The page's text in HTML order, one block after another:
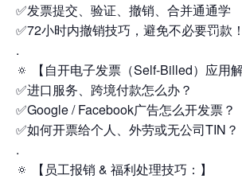
✅发票提交、验证、撤销、合并通通学
✅72小时内撤销技巧，避免不必要罚款！
.
🔅 【自开电子发票（Self-Billed）应用解
✅进口服务、跨境付款怎么办？
✅Google / Facebook广告怎么开发票？
✅如何开票给个人、外劳或无公司TIN？
.
🔅 【员工报销 & 福利处理技巧：】